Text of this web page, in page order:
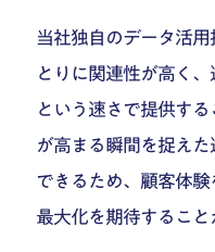
当社独自のデータ活
とりに関連性が高く
という速さで提供す
が高まる瞬間を捉え
できるため、顧客体
最大化を期待すること